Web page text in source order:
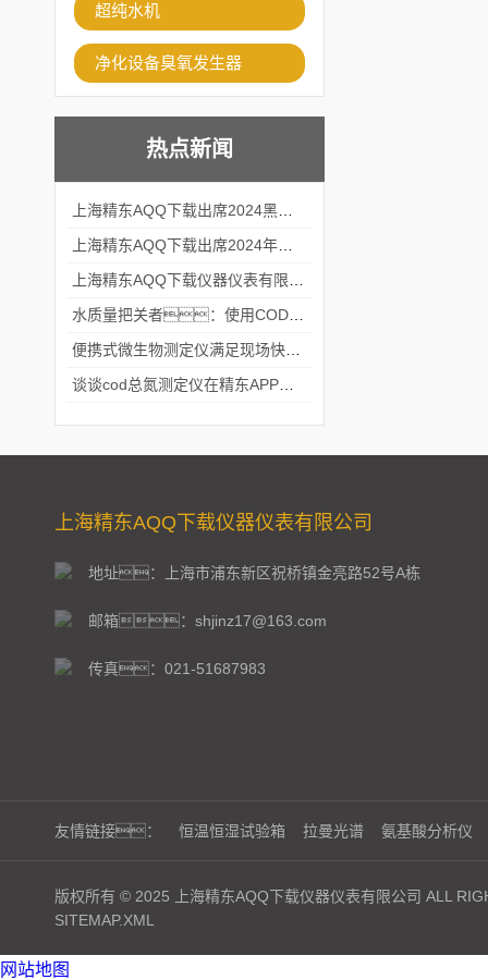
超纯水机
净化设备臭氧发生器
热点新闻
上海精东AQQ下载仪器仪表有限公司
地址：上海市浦东新区祝桥镇金亮路52号A栋
邮箱：shjinz17@163.com
传真：021-51687983
友情链接： 恒温恒湿试验箱 拉曼光谱 氨基酸分析仪
版权所有 © 2025 上海精东AQQ下载仪器仪表有限公司 ALL
SITEMAP.XML
网站地图